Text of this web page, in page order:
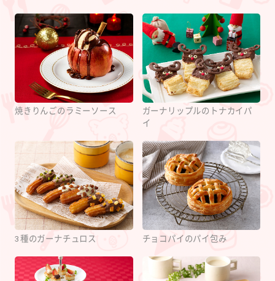
焼きりんごのラミーソース
ガーナリップルのトナカイパ
イ
3種のガーナチュロス チョコパイのパイ包み